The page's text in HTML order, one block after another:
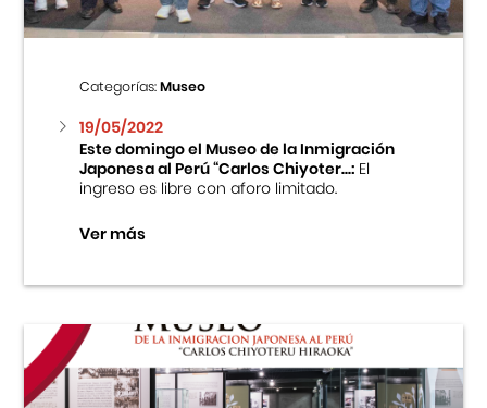
Categorías:Museo
19/05/2022
Este domingo el Museo de la Inmigración
Japonesa al Perú “Carlos Chiyoter...:El
ingreso es libre con aforo limitado.
Ver más